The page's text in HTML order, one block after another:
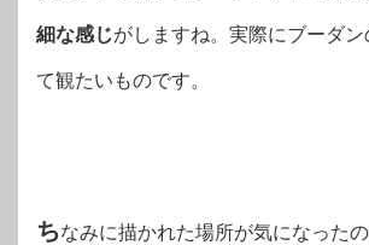
細な感じがしますね。実際にブーダ
て観たいものです。
ちなみに描かれた場所が気になった